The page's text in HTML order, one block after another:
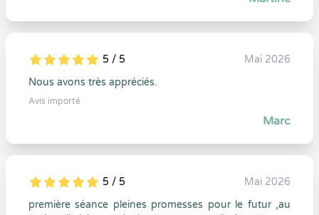
5
1
5
0 5 / 5
Mai 2026
Nous avons très appréciés.
Avis importé
Marc
5
1
5
0 5 / 5
Mai 2026
première séance pleines promesses pour le futur ,au